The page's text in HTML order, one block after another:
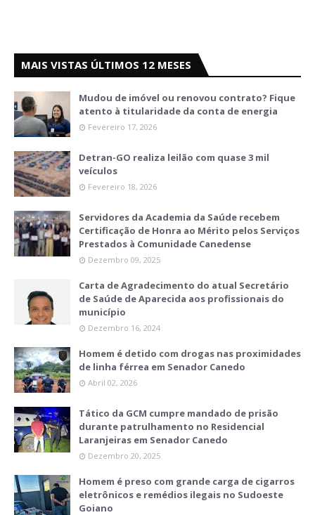
MAIS VISTAS ÚLTIMOS 12 MESES
Mudou de imóvel ou renovou contrato? Fique
atento à titularidade da conta de energia
Fevereiro 17, 2026
Detran-GO realiza leilão com quase 3 mil
veículos
Fevereiro 18, 2026
Servidores da Academia da Saúde recebem
Certificação de Honra ao Mérito pelos Serviços
Prestados à Comunidade Canedense
Dezembro 09, 2025
Carta de Agradecimento do atual Secretário
de Saúde de Aparecida aos profissionais do
município
Dezembro 16, 2024
Homem é detido com drogas nas proximidades
de linha férrea em Senador Canedo
Abril 02, 2026
Tático da GCM cumpre mandado de prisão
durante patrulhamento no Residencial
Laranjeiras em Senador Canedo
Dezembro 20, 2025
Homem é preso com grande carga de cigarros
eletrônicos e remédios ilegais no Sudoeste
Goiano